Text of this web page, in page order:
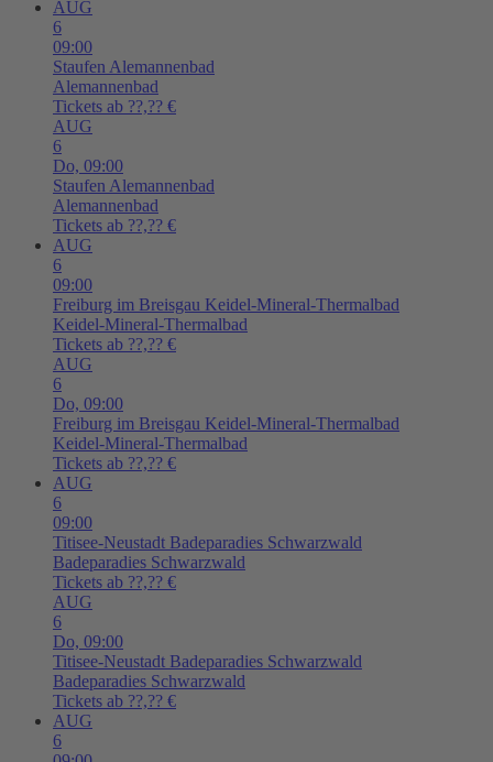
AUG
6
09:00
Staufen Alemannenbad
Alemannenbad
Tickets ab ??,?? €
AUG
6
Do, 09:00
Staufen Alemannenbad
Alemannenbad
Tickets ab ??,?? €
AUG
6
09:00
Freiburg im Breisgau Keidel-Mineral-Thermalbad
Keidel-Mineral-Thermalbad
Tickets ab ??,?? €
AUG
6
Do, 09:00
Freiburg im Breisgau Keidel-Mineral-Thermalbad
Keidel-Mineral-Thermalbad
Tickets ab ??,?? €
AUG
6
09:00
Titisee-Neustadt Badeparadies Schwarzwald
Badeparadies Schwarzwald
Tickets ab ??,?? €
AUG
6
Do, 09:00
Titisee-Neustadt Badeparadies Schwarzwald
Badeparadies Schwarzwald
Tickets ab ??,?? €
AUG
6